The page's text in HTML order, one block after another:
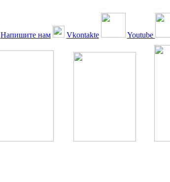
Напишите нам Vkontakte Youtube